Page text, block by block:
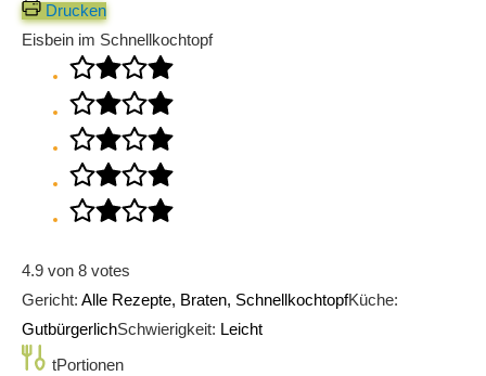
Drucken
Eisbein im Schnellkochtopf
4.9 von 8 votes
Gericht: Alle Rezepte, Braten, SchnellkochtopfKüche:
GutbürgerlichSchwierigkeit: Leicht
tPortionen